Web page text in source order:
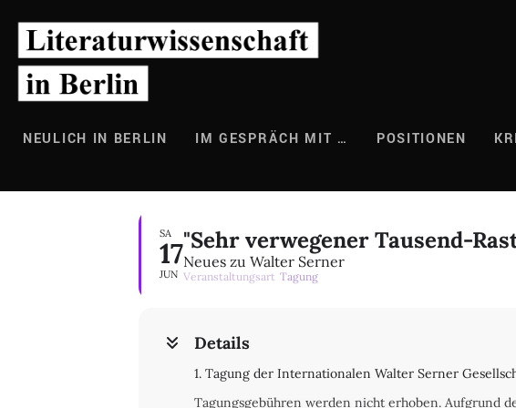
Inhalt
springen
NEULICH IN BERLIN IM GESPRÄCH MIT … POSITIONEN
SA
17
JUN
"Sehr verwegener Tausend-
Neues zu Walter Serner
Veranstaltungsart Tagung
Details
1. Tagung der Internationalen Walter Serner
Tagungsgebühren werden nicht erhoben. Aufgrund